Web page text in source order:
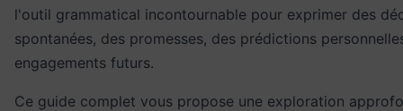
l'outil grammatical incontournable pour exprimer des
spontanées, des promesses, des prédictions
engagements futurs.
Ce guide complet vous propose une exploration